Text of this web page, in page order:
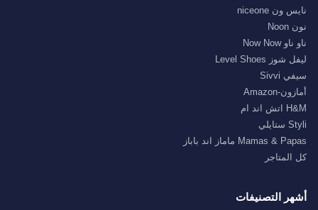
نايس ون niceone
نون Noon
ناو ناو Now Now
ليفل شوز Level Shoes
سيفي Sivvi
أمازون-Amazon
H&M اتش اند ام
Styli ستايلي
Mamas & Papas ماماز اند باباز
كل المتاجر
أشهر التصنيفات